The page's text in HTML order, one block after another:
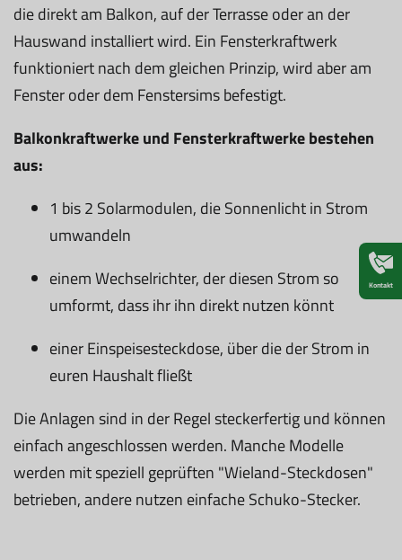
die direkt am Balkon, auf der Terrasse oder an der
Hauswand installiert wird. Ein Fensterkraftwerk
funktioniert nach dem gleichen Prinzip, wird aber am
Fenster oder dem Fenstersims befestigt.
Balkonkraftwerke und Fensterkraftwerke bestehen
aus:
1 bis 2 Solarmodulen, die Sonnenlicht in Strom
umwandeln
einem Wechselrichter, der diesen Strom so
umformt, dass ihr ihn direkt nutzen könnt
einer Einspeisesteckdose, über die der Strom in
euren Haushalt fließt
Die Anlagen sind in der Regel steckerfertig und können
einfach angeschlossen werden. Manche Modelle
werden mit speziell geprüften "Wieland-Steckdosen"
betrieben, andere nutzen einfache Schuko-Stecker.
Kontakt